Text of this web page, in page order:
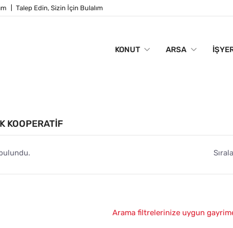
Talep Edin, Sizin İçin Bulalım
KONUT ARSA
KOOPERATIF
Arama filtrelerinize uygun